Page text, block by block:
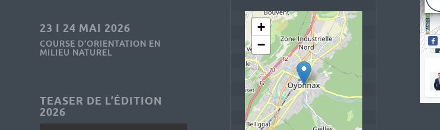
23 I 24 MAI 2026
COURSE D’ORIENTATION EN
MILIEU NATUREL
TEASER DE L’ÉDITION
2026
+
−